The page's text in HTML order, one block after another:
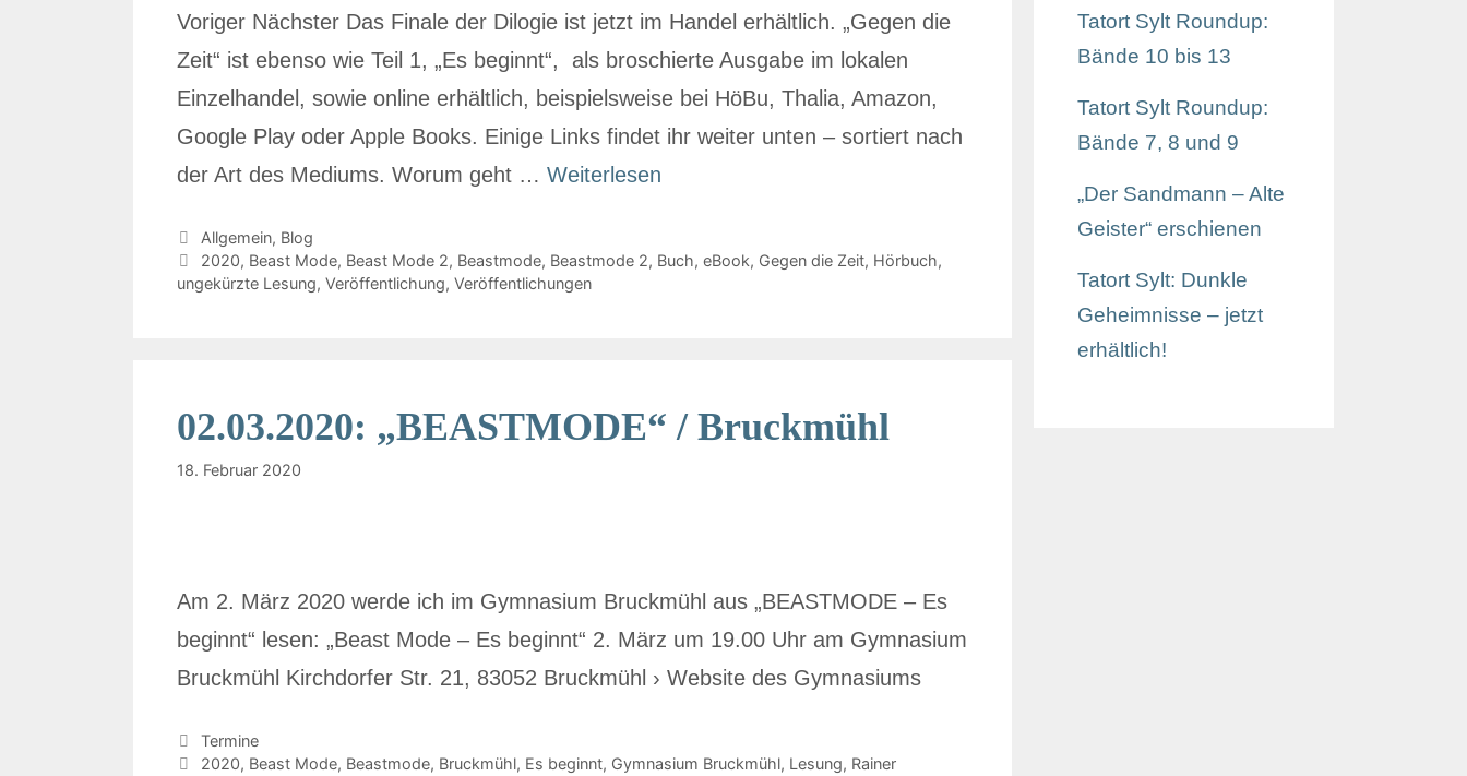
Voriger Nächster Das Finale der Dilogie ist jetzt im Handel erhältlich. „Gegen die
Zeit“ ist ebenso wie Teil 1, „Es beginnt“, als broschierte Ausgabe im lokalen
Einzelhandel, sowie online erhältlich, beispielsweise bei HöBu, Thalia, Amazon,
Google Play oder Apple Books. Einige Links findet ihr weiter unten – sortiert nach
der Art des Mediums. Worum geht … Weiterlesen
Allgemein, Blog
2020, Beast Mode, Beast Mode 2, Beastmode, Beastmode 2, Buch, eBook, Gegen die Zeit, Hörbuch,
ungekürzte Lesung, Veröffentlichung, Veröffentlichungen
02.03.2020: „BEASTMODE“ / Bruckmühl
18. Februar 2020
Am 2. März 2020 werde ich im Gymnasium Bruckmühl aus „BEASTMODE – Es
beginnt“ lesen: „Beast Mode – Es beginnt“ 2. März um 19.00 Uhr am Gymnasium
Bruckmühl Kirchdorfer Str. 21, 83052 Bruckmühl › Website des Gymnasiums
Termine
2020, Beast Mode, Beastmode, Bruckmühl, Es beginnt, Gymnasium Bruckmühl, Lesung, Rainer
Tatort Sylt Roundup:
Bände 10 bis 13
Tatort Sylt Roundup:
Bände 7, 8 und 9
„Der Sandmann – Alte
Geister“ erschienen
Tatort Sylt: Dunkle
Geheimnisse – jetzt
erhältlich!